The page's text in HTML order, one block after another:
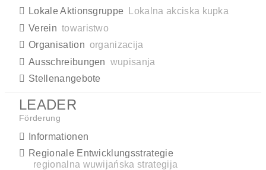
Lokale Aktionsgruppe
Lokalna akciska kupka
Verein towaristwo
Organisation organizacija
Ausschreibungen wupisanja
Stellenangebote
LEADER
Förderung
Informationen
Regionale Entwicklungsstrategie
regionalna wuwijańska strategija